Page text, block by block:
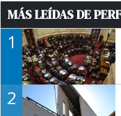
MÁS LEÍDAS DE
1
2